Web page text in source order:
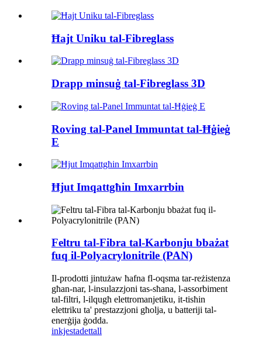
Ħajt Uniku tal-Fibreglass
Drapp minsuġ tal-Fibreglass 3D
Roving tal-Panel Immuntat tal-Ħġieġ
E
Ħjut Imqattgħin Imxarrbin
Feltru tal-Fibra tal-Karbonju bbażat
fuq il-Polyacrylonitrile (PAN)
Il-prodotti jintużaw ħafna fl-oqsma tar-reżistenza
għan-nar, l-insulazzjoni tas-sħana, l-assorbiment
tal-filtri, l-ilqugħ elettromanjetiku, it-tisħin
elettriku ta' prestazzjoni għolja, u batteriji tal-
enerġija ġodda.
inkjestadettall